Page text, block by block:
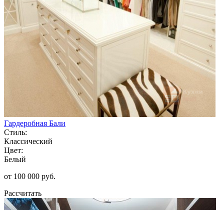
Гардеробная Бали
Стиль:
Классический
Цвет:
Белый
от 100 000 руб.
Рассчитать